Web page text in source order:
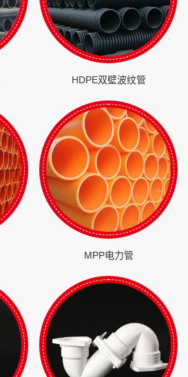
HDPE双壁波纹管
MPP电力管